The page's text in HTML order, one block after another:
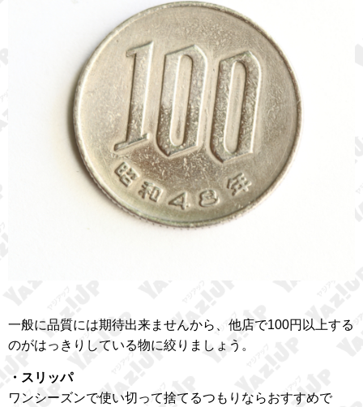
一般に品質には期待出来ませんから、他店で100円以上する
のがはっきりしている物に絞りましょう。
・スリッパ
ワンシーズンで使い切って捨てるつもりならおすすめで